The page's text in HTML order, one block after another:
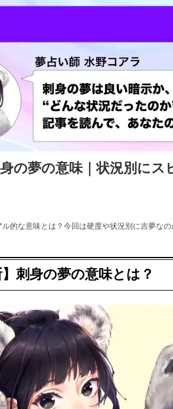
身の夢の意味｜状況別に
的な意味とは？今回は硬度や状況別に吉夢な
】刺身の夢の意味とは？